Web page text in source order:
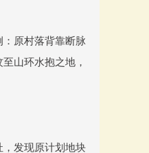
原村落背靠断脉
山环水抱之地，
发现原计划地块